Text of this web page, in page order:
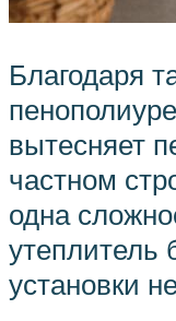
Благодаря
вытесняет
частном
одна
утеплитель
установки